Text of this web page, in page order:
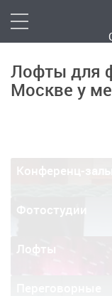
Лофты для
Москве у
Конференц-залы
Фотостудии
Лофты